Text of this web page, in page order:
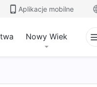
Aplikacje mobilne
Nowy Wiek
między mną a Królestwem
Świadectwo wiary |